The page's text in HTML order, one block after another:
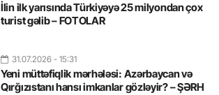
İlin ilk yarısında Türkiyəyə 25 milyondan çox
turist gəlib – FOTOLAR
31.07.2026 - 15:31
Yeni müttəfiqlik mərhələsi: Azərbaycan və
Qırğızıstanı hansı imkanlar gözləyir? – ŞƏRH